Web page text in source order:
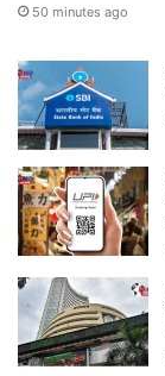
50 minutes ago